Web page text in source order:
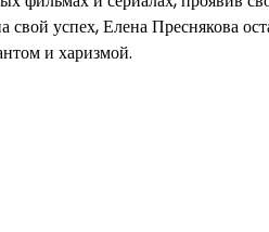
свой успех, Елена Преснякова
и харизмой.